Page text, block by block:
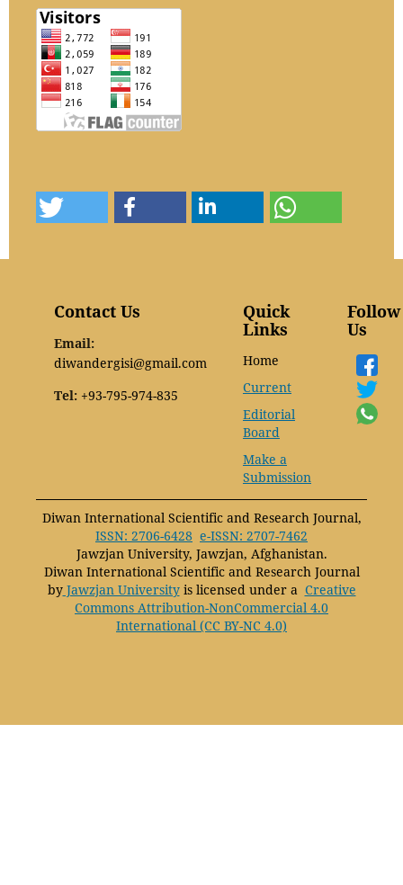
Contact Us
Email:
diwandergisi@gmail.com
Tel: +93-795-974-835
Quick
Links
Home
Current
Editorial
Board
Make a
Submission
Follow
Us
Diwan International Scientific and Research Journal,
ISSN: 2706-6428 e-ISSN: 2707-7462
Jawzjan University, Jawzjan, Afghanistan.
Diwan International Scientific and Research Journal
byJawzjan Universityis licensed under a Creative
Commons Attribution-NonCommercial 4.0
International (CC BY-NC 4.0)